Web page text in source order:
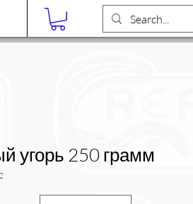
угорь 250 грамм